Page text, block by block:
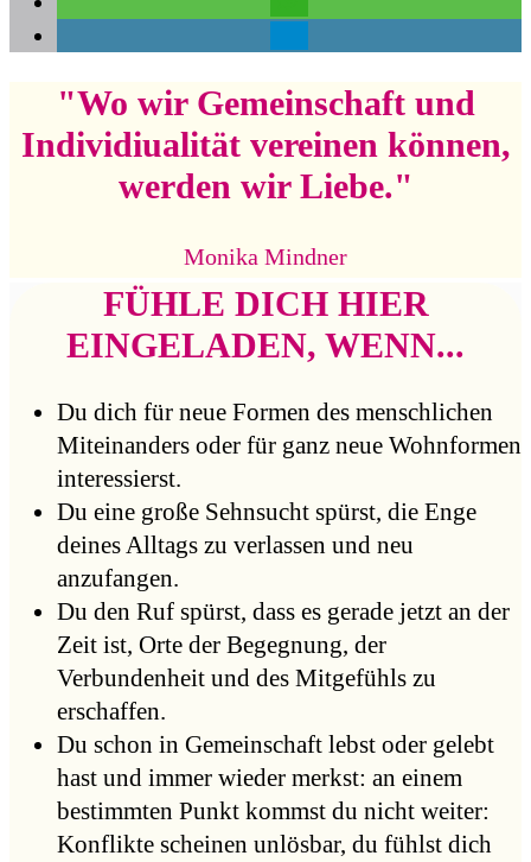
"Wo wir Gemeinschaft und
Individiualität vereinen können,
werden wir Liebe."
Monika Mindner
FÜHLE DICH HIER
EINGELADEN, WENN...
Du dich für neue Formen des menschlichen
Miteinanders oder für ganz neue Wohnformen
interessierst.
Du eine große Sehnsucht spürst, die Enge
deines Alltags zu verlassen und neu
anzufangen.
Du den Ruf spürst, dass es gerade jetzt an der
Zeit ist, Orte der Begegnung, der
Verbundenheit und des Mitgefühls zu
erschaffen.
Du schon in Gemeinschaft lebst oder gelebt
hast und immer wieder merkst: an einem
bestimmten Punkt kommst du nicht weiter:
Konflikte scheinen unlösbar, du fühlst dich